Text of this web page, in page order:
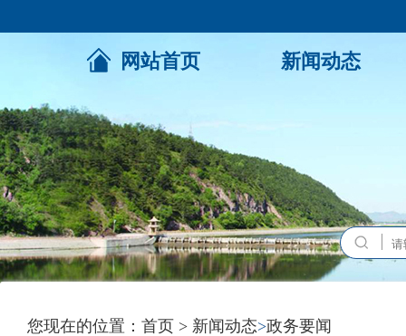
网站首页 新闻动态
您现在的位置： 首页 > 新闻动态>政务要闻